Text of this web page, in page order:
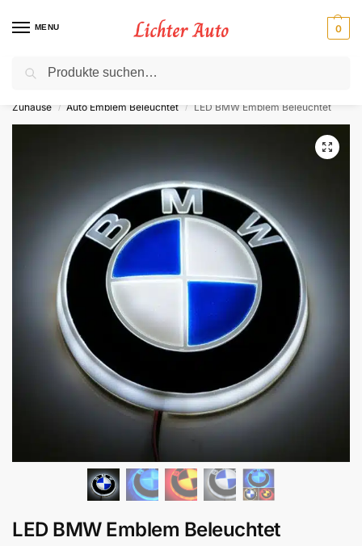
MENU 0
⚡ 10 % Rabatt für Neukunden. Code: NC10
Zuhause / Auto Emblem Beleuchtet / LED BMW Emblem Beleuchtet
LED BMW Emblem Beleuchtet